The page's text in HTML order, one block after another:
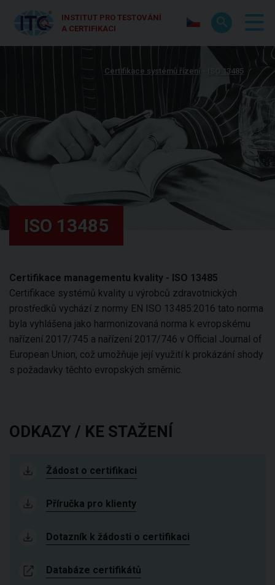
INSTITUT PRO TESTOVÁNÍ
A CERTIFIKACI
Certifikace systémů řízení ISO 13485
ISO 13485
Certifikace managementu kvality - ISO 13485
Certifikace systémů kvality u výrobců zdravotnických
prostředků vychází z normy EN ISO 13485:2016 tato norma
byla vyhlášena jako harmonizovaná norma k evropskému
nařízení 2017/745 a nařízení 2017/746 v Official Journal of
European Union, což umožňuje její využití k prokázání shody
s požadavky těchto evropských směrnic.
ODKAZY / KE STAŽENÍ
Žádost o certifikaci
Příručka pro klienty
Dotazník k žádosti o certifikaci
Databáze certifikátů